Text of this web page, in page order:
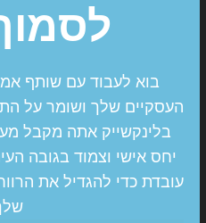
בוא לעבוד עם שותף
העסקיים שלך ושומר על
בלינקשייק אתה מקבל
יחס אישי וצמוד בגובה
עובדת כדי להגדיל את